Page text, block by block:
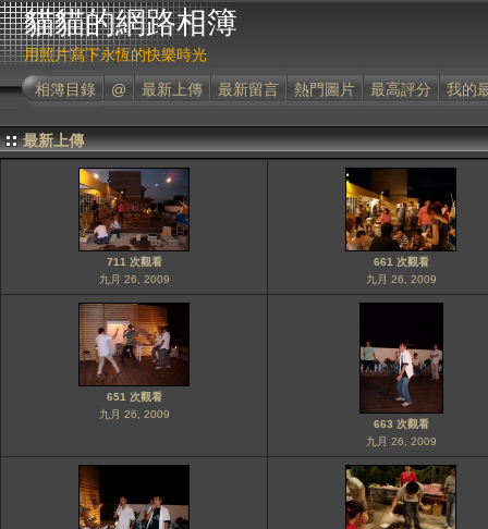
貓貓的網路相簿
用照片寫下永恆的快樂時光
相簿目錄
@ 最新上傳 最新留言 熱門圖片 最高評分 我的
最新上傳
711 次觀看
九月 26, 2009
661 次觀看
九月 26, 2009
651 次觀看
九月 26, 2009
663 次觀看
九月 26, 2009